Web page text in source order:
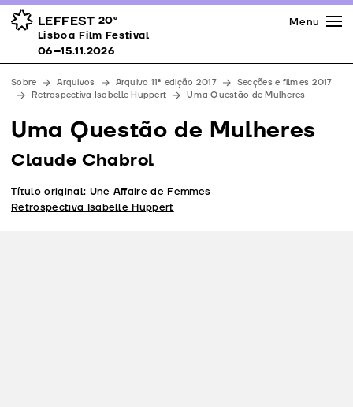
LEFFEST 20º
Lisboa Film Festival 06–15.11.2026
Prémios
Espaços
Apoios
Equipa
Downloads
Contactos
Menu
Lisboa Film Festival
06–15.11.2026
Sobre Arquivos Arquivo 11ª edição 2017
Secções e filmes 2017
Retrospectiva Isabelle Huppert
Uma Questão de Mulheres
Uma Questão de Mulheres
Claude Chabrol
Título original: Une Affaire de Femmes
Retrospectiva Isabelle Huppert